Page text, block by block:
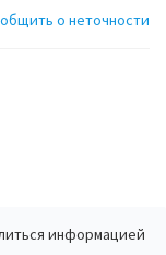
о неточности
информацией